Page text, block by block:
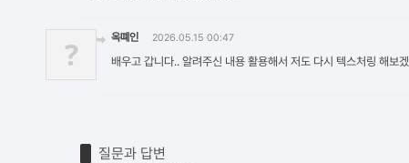
? 옥뗴인 2026.05.15 00:47
배우고 갑니다.. 알려주신 내용 활용해서 저도 다시 텍스처링 해보
질문과 답변